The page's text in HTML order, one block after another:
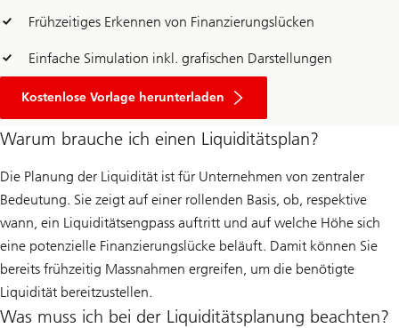
Frühzeitiges Erkennen von Finanzierungslücken
Einfache Simulation inkl. grafischen Darstellungen
Kostenlose Vorlage herunterladen
Warum brauche ich einen Liquiditätsplan?
Die Planung der Liquidität ist für Unternehmen von zentraler
Bedeutung. Sie zeigt auf einer rollenden Basis, ob, respektive
wann, ein Liquiditätsengpass auftritt und auf welche Höhe sich
eine potenzielle Finanzierungslücke beläuft. Damit können Sie
bereits frühzeitig Massnahmen ergreifen, um die benötigte
Liquidität bereitzustellen.
Was muss ich bei der Liquiditätsplanung beachten?